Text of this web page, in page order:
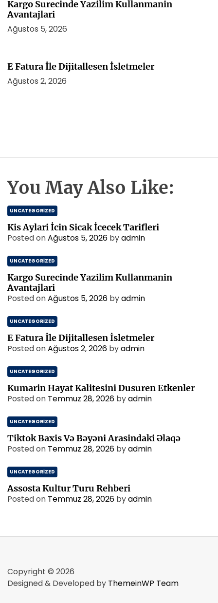
Kargo Surecinde Yazilim Kullanmanin
Avantajlari
Ağustos 5, 2026
E Fatura İle Dijitallesen İsletmeler
Ağustos 2, 2026
You May Also Like:
UNCATEGORIZED
Kis Aylari İcin Sicak İcecek Tarifleri
Posted onAğustos 5, 2026 byadmin
UNCATEGORIZED
Kargo Surecinde Yazilim Kullanmanin
Avantajlari
Posted onAğustos 5, 2026 byadmin
UNCATEGORIZED
E Fatura İle Dijitallesen İsletmeler
Posted onAğustos 2, 2026 byadmin
UNCATEGORIZED
Kumarin Hayat Kalitesini Dusuren Etkenler
Posted on Temmuz 28, 2026 byadmin
UNCATEGORIZED
Tiktok Baxis Və Bəyəni Arasindaki Əlaqə
Posted on Temmuz 28, 2026 byadmin
UNCATEGORIZED
Assosta Kultur Turu Rehberi
Posted on Temmuz 28, 2026 byadmin
Copyright © 2026
Designed & Developed by ThemeinWP Team